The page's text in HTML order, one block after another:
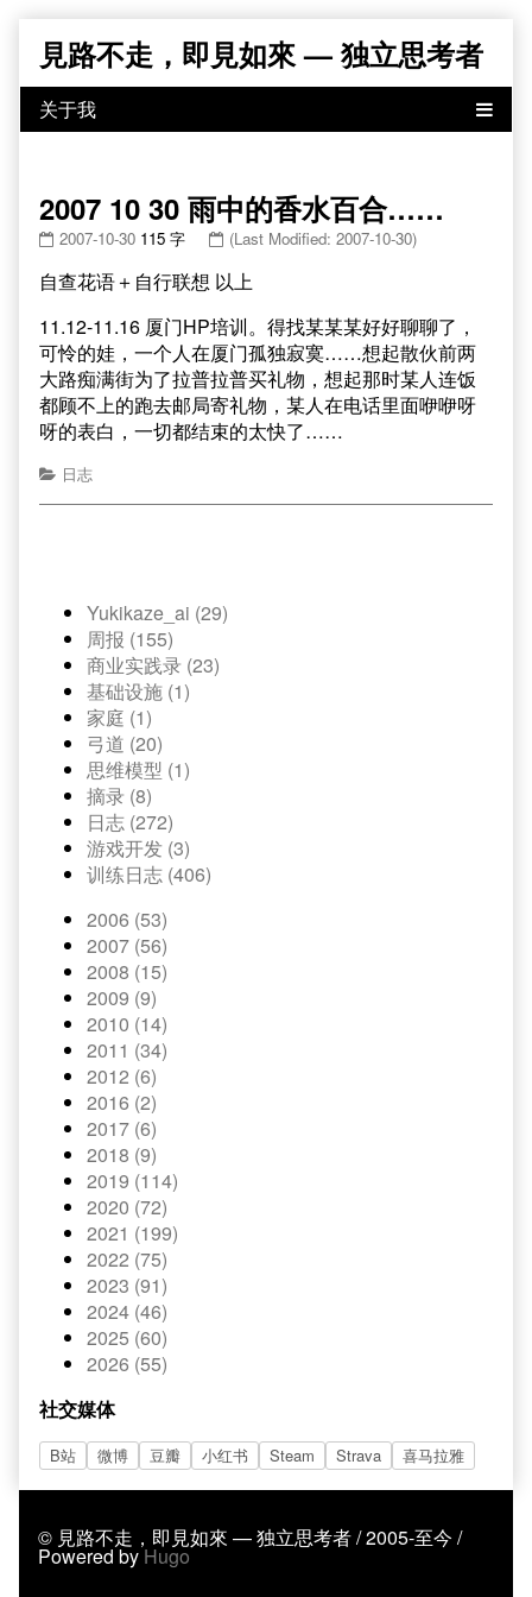
content
見路不走，即見如來 — 独立思考者
2007 10 30 雨中的香水百合……
2007-10-30 115 字 (Last Modified: 2007-10-30)
自查花语＋自行联想 以上
11.12-11.16 厦门HP培训。得找某某某好好聊聊了，
可怜的娃，一个人在厦门孤独寂寞……想起散伙前两
大路痴满街为了拉普拉普买礼物，想起那时某人连饭
都顾不上的跑去邮局寄礼物，某人在电话里面咿咿呀
呀的表白，一切都结束的太快了……
日志
Yukikaze_ai (29)
周报 (155)
商业实践录 (23)
基础设施 (1)
家庭 (1)
弓道 (20)
思维模型 (1)
摘录 (8)
日志 (272)
游戏开发 (3)
训练日志 (406)
2006 (53)
2007 (56)
2008 (15)
2009 (9)
2010 (14)
2011 (34)
2012 (6)
2016 (2)
2017 (6)
2018 (9)
2019 (114)
2020 (72)
2021 (199)
2022 (75)
2023 (91)
2024 (46)
2025 (60)
2026 (55)
社交媒体
B站 微博 豆瓣 小红书 Steam Strava 喜马拉雅
© 見路不走，即見如來 — 独立思考者 / 2005-至今 /
Powered byHugo